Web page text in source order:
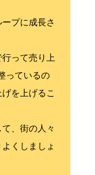
プに成長さ
って売り上
っているの
を上げるこ
、街の人々
くしましょ